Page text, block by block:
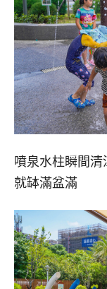
噴泉水柱瞬間
就缽滿盆滿